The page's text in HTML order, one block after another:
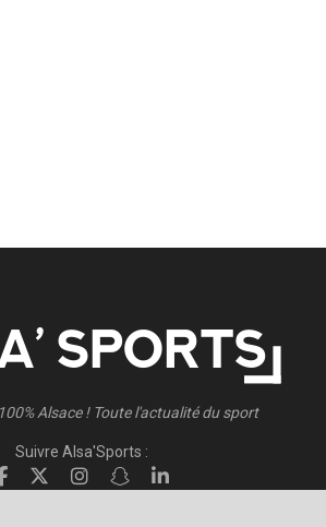
Alsace ! Toute l'actualité du sport
Suivre Alsa'Sports :